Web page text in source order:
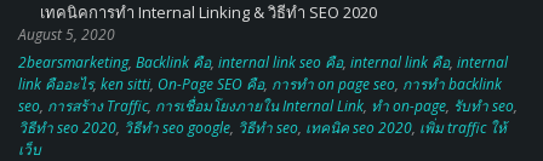
เทคนิคการทำ Internal Linking & วิธีทำ SEO 2020
August 5, 2020
2bearsmarketing, Backlink คือ, internal link seo คือ, internal link คือ, internal
link คืออะไร, ken sitti, On-Page SEO คือ, การทำ on page seo, การทํา backlink
seo, การสร้าง Traffic, การเชื่อมโยงภายใน Internal Link, ทำ on-page, รับทำ seo,
วิธีทำ seo 2020, วิธีทำ seo google, วิธีทํา seo, เทคนิค seo 2020, เพิ่ม traffic ให้
เว็บ